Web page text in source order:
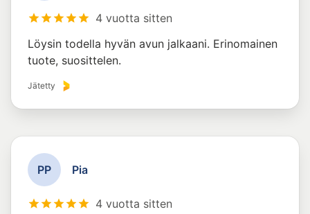
4 vuotta sitten
Löysin todella hyvän avun jalkaani. Erinomainen
tuote, suosittelen.
Jätetty
PP Pia
4 vuotta sitten